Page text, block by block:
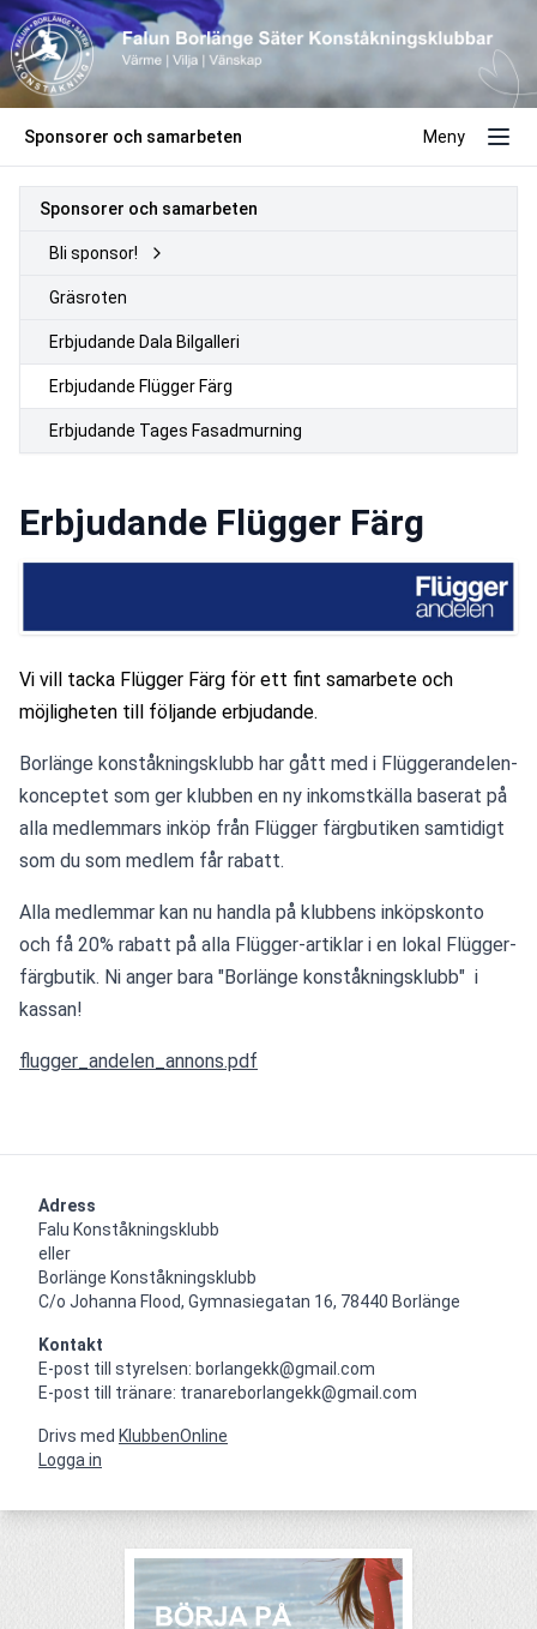
Sponsorer och samarbeten Meny
Sponsorer och samarbeten
Bli sponsor!
Gräsroten
Erbjudande Dala Bilgalleri
Erbjudande Flügger Färg
Erbjudande Tages Fasadmurning
Erbjudande Flügger Färg
Vi vill tacka Flügger Färg för ett fint samarbete och
möjligheten till följande erbjudande.
Borlänge konståkningsklubb har gått med i Flüggerandelen-
konceptet som ger klubben en ny inkomstkälla baserat på
alla medlemmars inköp från Flügger färgbutiken samtidigt
som du som medlem får rabatt.
Alla medlemmar kan nu handla på klubbens inköpskonto
och få 20% rabatt på alla Flügger-artiklar i en lokal Flügger-
färgbutik. Ni anger bara "Borlänge konståkningsklubb"  i
kassan!
flugger_andelen_annons.pdf
Adress
Falu Konståkningsklubb
eller
Borlänge Konståkningsklubb
C/o Johanna Flood, Gymnasiegatan 16, 78440 Borlänge
Kontakt
E-post till styrelsen: borlangekk@gmail.com
E-post till tränare: tranareborlangekk@gmail.com
Drivs med KlubbenOnline
Logga in